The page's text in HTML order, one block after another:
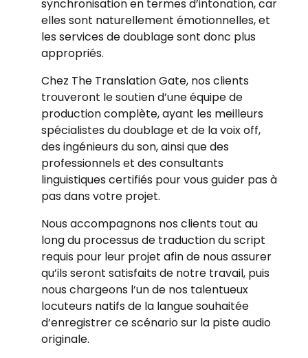
synchronisation en termes d’intonation, car
elles sont naturellement émotionnelles, et
les services de doublage sont donc plus
appropriés.
Chez The Translation Gate, nos clients
trouveront le soutien d’une équipe de
production complète, ayant les meilleurs
spécialistes du doublage et de la voix off,
des ingénieurs du son, ainsi que des
professionnels et des consultants
linguistiques certifiés pour vous guider pas à
pas dans votre projet.
Nous accompagnons nos clients tout au
long du processus de traduction du script
requis pour leur projet afin de nous assurer
qu’ils seront satisfaits de notre travail, puis
nous chargeons l’un de nos talentueux
locuteurs natifs de la langue souhaitée
d’enregistrer ce scénario sur la piste audio
originale.